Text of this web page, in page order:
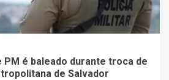
é baleado durante troca de
de Salvador